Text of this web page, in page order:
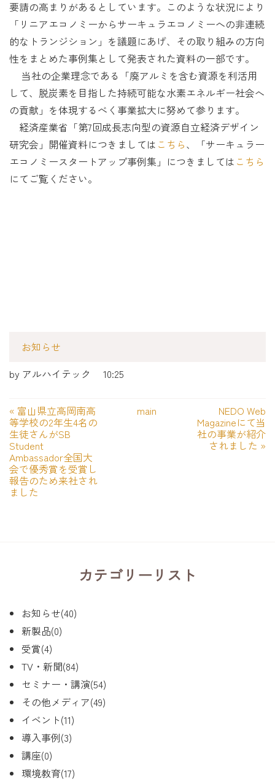
要請の高まりがあるとしています。このような状況により
「リニアエコノミーからサーキュラエコノミーへの非連続
的なトランジション」を議題にあげ、その取り組みの方向
性をまとめた事例集として発表された資料の一部です。
当社の企業理念である「廃アルミを含む資源を利活用
して、脱炭素を目指した持続可能な水素エネルギー社会へ
の貢献」を体現するべく事業拡大に努めて参ります。
経済産業省「第7回成長志向型の資源自立経済デザイン
研究会」開催資料につきましては こちら、「サーキュラー
エコノミースタートアップ事例集」につきましては こちら
にてご覧ください。
お知らせ
by アルハイテック 10:25
« 富山県立高岡南高
等学校の2年生4名の
生徒さんがSB
Student
Ambassador全国大
会で優秀賞を受賞し
報告のため来社され
ました
main NEDO Web
Magazineにて当
社の事業が紹介
されました »
カテゴリーリスト
お知らせ(40)
新製品(0)
受賞(4)
TV・新聞(84)
セミナー・講演(54)
その他メディア(49)
イベント(11)
導入事例(3)
講座(0)
環境教育(17)